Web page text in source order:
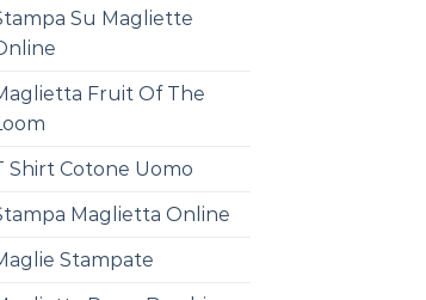
Su Magliette
Fruit Of The
Shirt Cotone Uomo
Maglietta Online
Stampate